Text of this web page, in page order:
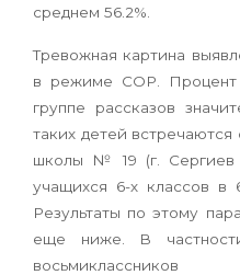
среднем 56.2%.
Тревожная картина
в режиме СОР. Процент
группе рассказов
таких детей
школы № 19 (г. Сергиев
учащихся 6-х классов в
Результаты по этому
еще ниже. В